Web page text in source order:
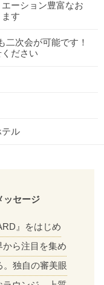
ーション豊富なお
す
二次会が可能です！
ださい
テル
ッセージ
』をはじめ
ら注目を集め
。独自の審美眼